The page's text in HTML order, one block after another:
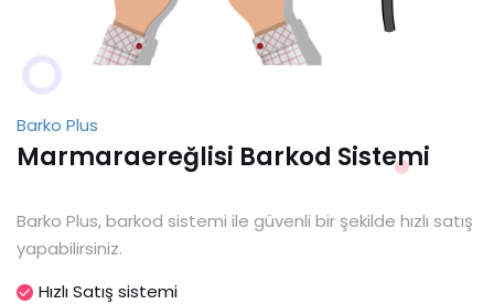
Barko Plus
Marmaraereğlisi Barkod Sistemi
Barko Plus, barkod sistemi ile güvenli bir şekilde hızlı satış
yapabilirsiniz.
Hızlı Satış sistemi